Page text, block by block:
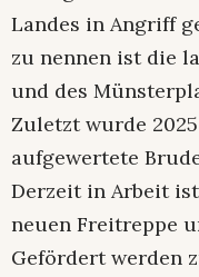
Landes in Angriff
zu nennen ist die
und des
Zuletzt wurde
aufgewertete
Derzeit in Arbeit
neuen Freitreppe
Gefördert werden